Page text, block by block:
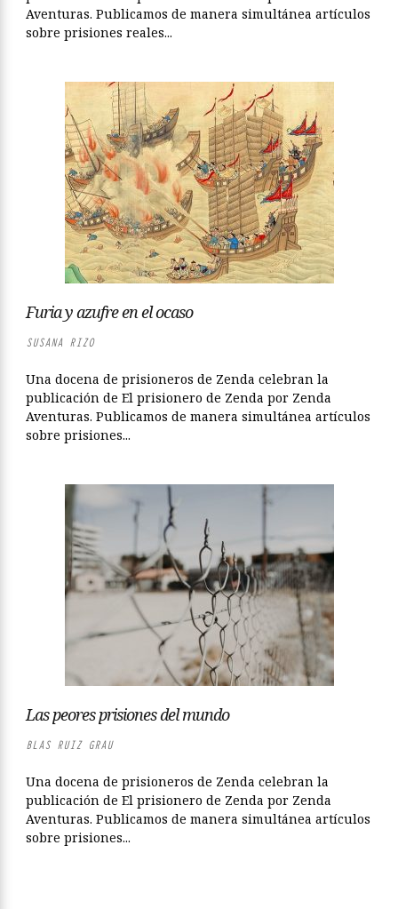
Aventuras. Publicamos de manera simultánea artículos
sobre prisiones reales...
Furia y azufre en el ocaso
SUSANA RIZO
Una docena de prisioneros de Zenda celebran la
publicación de El prisionero de Zenda por Zenda
Aventuras. Publicamos de manera simultánea artículos
sobre prisiones...
Las peores prisiones del mundo
BLAS RUIZ GRAU
Una docena de prisioneros de Zenda celebran la
publicación de El prisionero de Zenda por Zenda
Aventuras. Publicamos de manera simultánea artículos
sobre prisiones...